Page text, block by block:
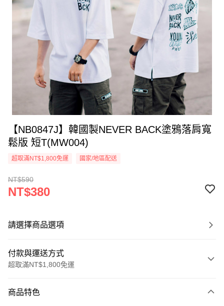
【NB0847J】韓國製NEVER BACK塗鴉落肩寬
鬆版 短T(MW004)
超取滿NT$1,800免運 國家/地區配送
NT$590
NT$380
請選擇商品選項
付款與運送方式
超取滿NT$1,800免運
信用卡一次付款
商品特色